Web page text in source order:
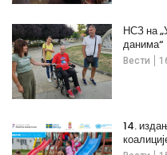
Вести
НСЗ на
данима“
14.